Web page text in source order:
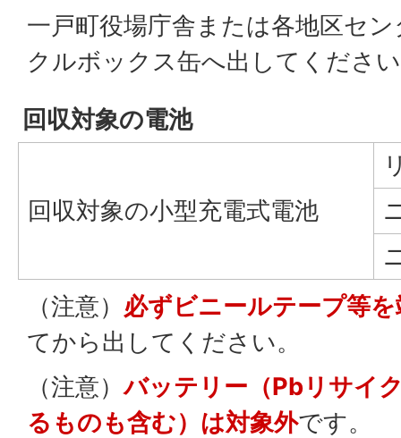
一戸町役場庁舎または各地区セ
クルボックス缶へ出してくださ
回収対象の電池
回収対象の小型充電式電池
（注意） 必ずビニールテープ等
てから出してください。
（注意）バッテリー（Pbリサイ
るものも含む）は対象外です。